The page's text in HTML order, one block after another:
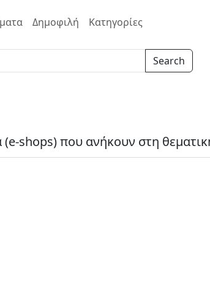
Δημοφιλή Κατηγορίες
Search
shops) που ανήκουν στη